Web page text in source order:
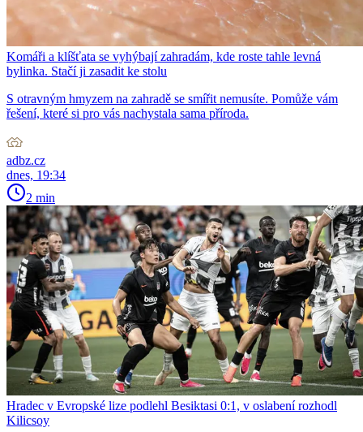
Komáři a klíšťata se vyhýbají zahradám, kde roste tahle levná
bylinka. Stačí ji zasadit ke stolu
S otravným hmyzem na zahradě se smířit nemusíte. Pomůže vám
řešení, které si pro vás nachystala sama příroda.
adbz.cz
dnes, 19:34
2 min
Hradec v Evropské lize podlehl Besiktasi 0:1, v oslabení rozhodl
Kilicsoy